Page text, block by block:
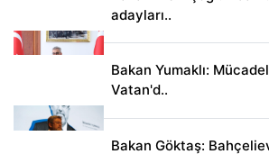
adayları..
Bakan Yumaklı:
Vatan'd..
Bakan Göktaş: